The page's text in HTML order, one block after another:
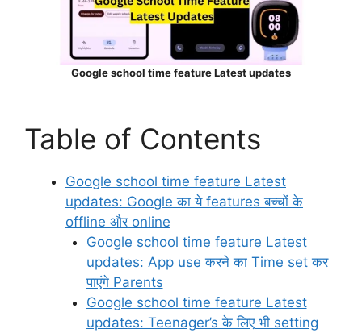
Google school time feature Latest updates
Table of Contents
Google school time feature Latest
updates: Google का ये features बच्चों के
offline और online
Google school time feature Latest
updates: App use करने का Time set कर
पाएंगे Parents
Google school time feature Latest
updates: Teenager’s के लिए भी setting